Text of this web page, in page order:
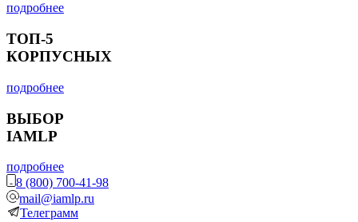
подробнее
ТОП-5
КОРПУСНЫХ
подробнее
ВЫБОР
IAMLP
подробнее
8 (800) 700-41-98
mail@iamlp.ru
Телеграмм